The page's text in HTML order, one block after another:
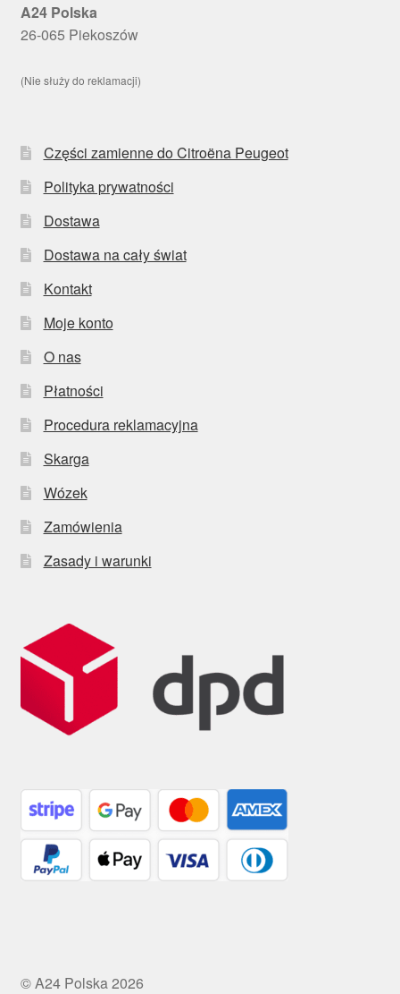
A24 Polska
26-065 Piekoszów
(Nie służy do reklamacji)
Części zamienne do Citroëna Peugeot
Polityka prywatności
Dostawa
Dostawa na cały świat
Kontakt
Moje konto
O nas
Płatności
Procedura reklamacyjna
Skarga
Wózek
Zamówienia
Zasady i warunki
© A24 Polska 2026